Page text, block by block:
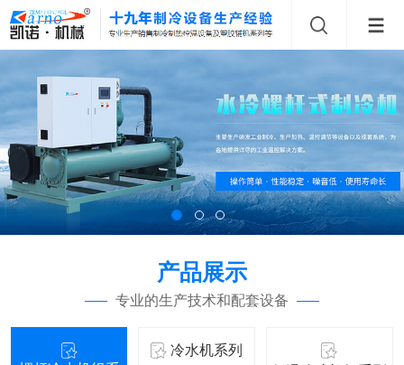
产品展示
专业的生产技术和配套设备
冷水机系列